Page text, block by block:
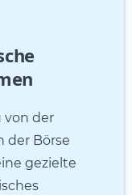
von der
der Börse
gezielte